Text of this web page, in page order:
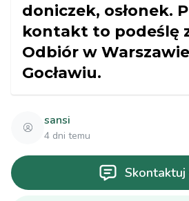
doniczek, osłonek.
kontakt to podeślę
Odbiór w
Gocławiu.
sansi
4 dni temu
Skontaktuj